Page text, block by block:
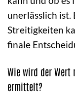
unerlässlich
Streitigkeiten
finale
Wie wird der Wert
ermittelt?